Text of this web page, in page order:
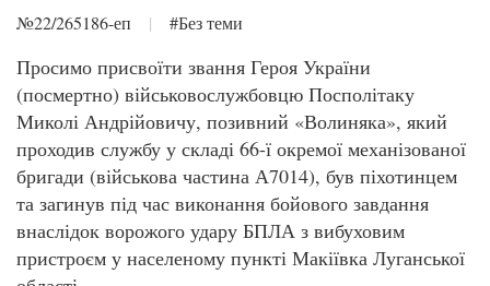
№22/265186-еп | #Без теми
Просимо присвоїти звання Героя України
(посмертно) військовослужбовцю Посполітаку
Миколі Андрійовичу, позивний «Волиняка», який
проходив службу у складі 66-ї окремої механізованої
бригади (військова частина А7014), був піхотинцем
та загинув під час виконання бойового завдання
внаслідок ворожого удару БПЛА з вибуховим
пристроєм у населеному пункті Макіївка Луганської